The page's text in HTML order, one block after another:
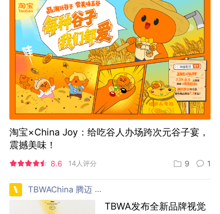
淘宝×China Joy：给吃谷人办场跨次元谷子宴，
震撼美味！
8.6 14人评分 9 1
TBWAChina 腾迈 中国
TBWA发布全新品牌视觉